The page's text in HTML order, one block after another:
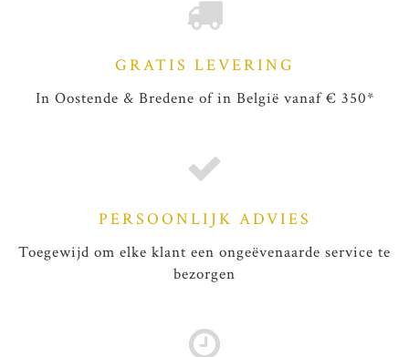
GRATIS LEVERING
In Oostende & Bredene of in België vanaf € 350*
PERSOONLIJK ADVIES
Toegewijd om elke klant een ongeëvenaarde service te
bezorgen